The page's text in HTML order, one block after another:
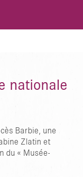
nationale
Barbie, une
Zlatin et
du « Musée-